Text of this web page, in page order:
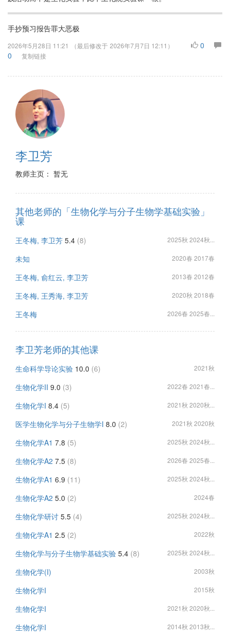
手抄预习报告罪大恶极
2026年5月28日 11:21 （最后修改于 2026年7月7日 12:11 ）
0
0
复制链接
李卫芳
教师主页： 暂无
其他老师的「生物化学与分子生物学基础实验」
课
王冬梅, 李卫芳 5.4 (8) 2025秋 2024秋...
未知 2020春 2017春
王冬梅, 俞红云, 李卫芳 2013春 2012春
王冬梅, 王秀海, 李卫芳 2020秋 2018春
王冬梅 2026春 2025春...
李卫芳老师的其他课
生命科学导论实验 10.0 (6) 2021秋
生物化学II 9.0 (3) 2022春 2021春...
生物化学I 8.4 (5) 2021秋 2020秋...
医学生物化学与分子生物学I 8.0 (2) 2021秋 2020秋
生物化学A1 7.8 (5) 2025秋 2024秋...
生物化学A2 7.5 (8) 2026春 2025春...
生物化学A1 6.9 (11) 2025秋 2024秋...
生物化学A2 5.0 (2) 2024春
生物化学研讨 5.5 (4) 2025秋 2024秋...
生物化学A1 2.5 (2) 2022秋
生物化学与分子生物学基础实验 5.4 (8) 2025秋 2024秋...
生物化学(I) 2003秋
生物化学I 2015秋
生物化学I 2021秋 2020秋...
生物化学I 2014秋 2013秋...